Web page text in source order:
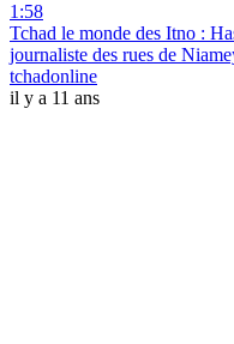
1:58
Tchad le monde des Itno :
journaliste des rues de
tchadonline
il y a 11 ans